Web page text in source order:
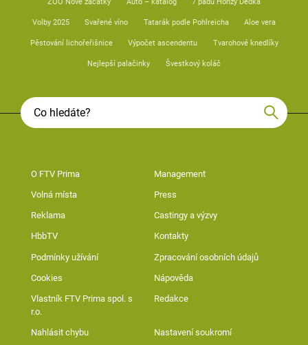
ZOO Nové začátky Auto – katalog 7 pádů Honzy Dědka
Volby 2025 Svařené víno Tatarák podle Pohlreicha Aloe vera
Pěstování lichořeřišnice Výpočet ascendentu Tvarohové knedlíky
Nejlepší palačinky Švestkový koláč
O FTV Prima Management
Volná místa Press
Reklama Castingy a výzvy
HbbTV Kontakty
Podmínky užívání Zpracování osobních údajů
Cookies Nápověda
Vlastník FTV Prima spol. s
r.o.
Redakce
Nahlásit chybu Nastavení soukromí